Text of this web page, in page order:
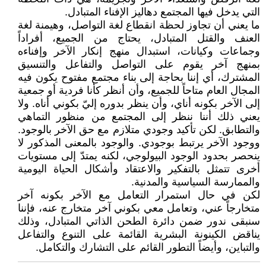
التي يدخل فيها المجتمع دهاليز الإفناء المتبادل.
ما يعني أن تجاوز لحظة انقطاع لغة التواصل، وهيمنة لغة
العنف والقتل المتبادل، يحتاج من الجميع، أفراداً
وجماعات وكيانات، استبدال منهج إنكار الآخر وإفناءه
بمنهج آخر يقوم على التواصل والتفاعل والتنسيق
المشترك، أي إننا بحاجة إلى بناء مجتمع مفتوح يكون فيه
المجال العام متاحاً للجميع، وأن أنظر كأنا فردية أو جمعية
إلى الآخر بكونه أناي، وأن ينظر بدوره إليّ بكوني أناه. ولا
يعني ذلك أننا ننظر إلى المجتمع من منظور التماهي
والتطابق. لكن تأكيد وجودي متلازم مع حق الآخر بالوجود.
ووجود الآخر يرتبط بوجودي. والوجود بالمعنى المذكور لا
ينحصر بحدود الوجود البيولوجي، لكنه يمتدّ إلى مستويات
أخرى تتمثل بالتفكير والاعتقاد وأشكال الحياة اليومية
والممارسة السياسية والمدنية.
لكن في حال استمرار التعامل مع الآخر بكونه آخر
متخارجاً عني، وتعامل معي بكوني آخر متخارج عنه، فإننا
سنبقى ندور ضمن دائرة الطحن الذاتي المتبادل، وذلك
يناقض الكينونة البشرية القائمة على التنوع والتفاعل
والتباين، وأيضاً التطور القائم على التشارك والتكامل.